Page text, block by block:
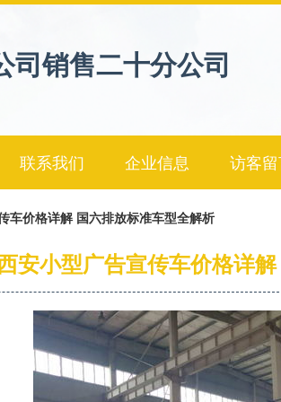
司销售二十分公司
联系我们 企业信息 访客
车价格详解 国六排放标准车型全解析
安小型广告宣传车价格详